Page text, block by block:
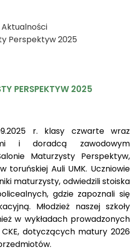
Aktualności
Perspektyw 2025
PERSPEKTYW 2025
r. klasy czwarte wraz
i doradcą zawodowym
Maturzysty Perspektyw,
toruńskiej Auli UMK. Uczniowie
maturzysty, odwiedzili stoiska
gdzie zapoznali się
Młodzież naszej szkoły
w wykładach prowadzonych
dotyczących matury 2026